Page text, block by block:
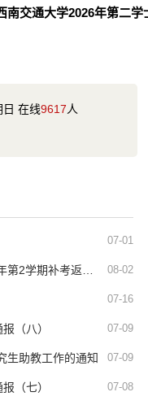
在线9617人
07-01
08-02
07-16
（八） 07-09
生助教工作的通知 07-09
（七） 07-08